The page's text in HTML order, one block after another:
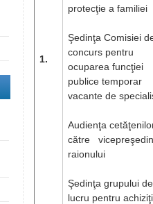
1.
protecţie a familiei
Şedinţa Comisiei
concurs pentru
ocuparea funcţiei
publice temporar
vacante de
Audienţa
către
raionului
Şedinţa grupului de
lucru pentru